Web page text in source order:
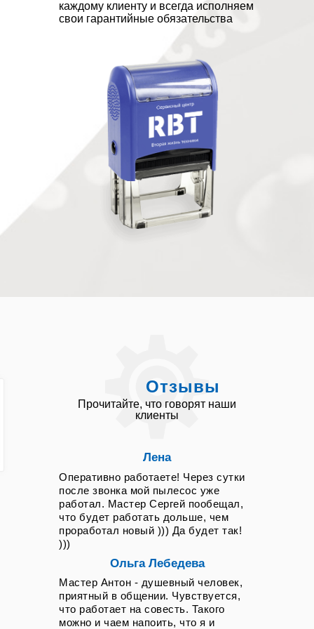
стеклянных дверей или глянцевых
фасадов мебели, мастер увидит это
собственными глазами и сможет
датчиков прямо на месте без лишних
переносов и перестановок. Если
моющий робот-пылесос течёт или
протекает при движении по
неровному полу с перепадами
высоты между комнатами,
специалист проверит все
уплотнительные элементы и
герметичность соединений в
реальных условиях эксплуатации, что
даёт максимально точную картину
проблемы. В Тюмени работают
мастера, имеющие узкую и глубокую
специализацию по конкретным
начнёт тупить и глючить при
выполнении навигационных задач.
Специалисты по Roborock
моделей, которые быстро
использовании несовместимых
зарядных устройств или при выходе
из строя платы управления питанием.
Мастера, работающие с Tefal
(Тефаль) и Polaris (Поларис), хорошо
знакомы со слабыми местами их
многоступенчатых фильтрующих
систем, из-за которых устройство
перестаёт сосать и не пылесосит с
привычной и ожидаемой
эффективностью. Выезжая на дом в
каждому клиенту и всегда исполняем
свои гарантийные обязательства
Лена
Оперативно работаете! Через сутки
после звонка мой пылесос уже
работал. Мастер Сергей пообещал,
что будет работать дольше, чем
проработал новый ))) Да будет так!
)))
Отзывы
Ольга Лебедева
Мастер Антон - душевный человек,
приятный в общении. Чувствуется,
что работает на совесть. Такого
можно и чаем напоить, что я и
Прочитайте, что говорят наши
клиенты